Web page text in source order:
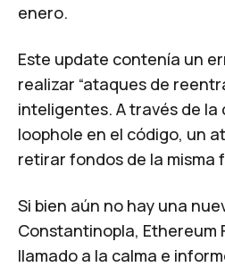
enero.
Este update contenía un
realizar “ataques de
inteligentes. A través de la
loophole en el código, un
retirar fondos de la misma
Si bien aún no hay una
Constantinopla, Ethereum
llamado a la calma e